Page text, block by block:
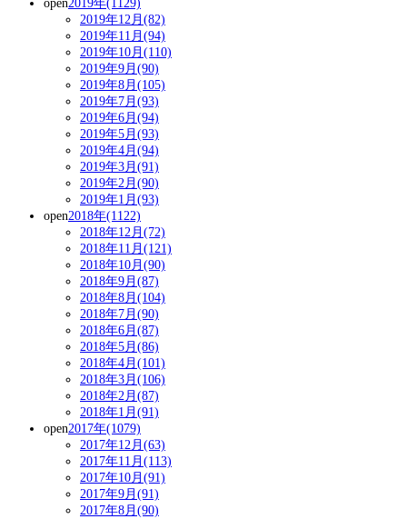
open2019年(1129)
2019年12月(82)
2019年11月(94)
2019年10月(110)
2019年9月(90)
2019年8月(105)
2019年7月(93)
2019年6月(94)
2019年5月(93)
2019年4月(94)
2019年3月(91)
2019年2月(90)
2019年1月(93)
open2018年(1122)
2018年12月(72)
2018年11月(121)
2018年10月(90)
2018年9月(87)
2018年8月(104)
2018年7月(90)
2018年6月(87)
2018年5月(86)
2018年4月(101)
2018年3月(106)
2018年2月(87)
2018年1月(91)
open2017年(1079)
2017年12月(63)
2017年11月(113)
2017年10月(91)
2017年9月(91)
2017年8月(90)